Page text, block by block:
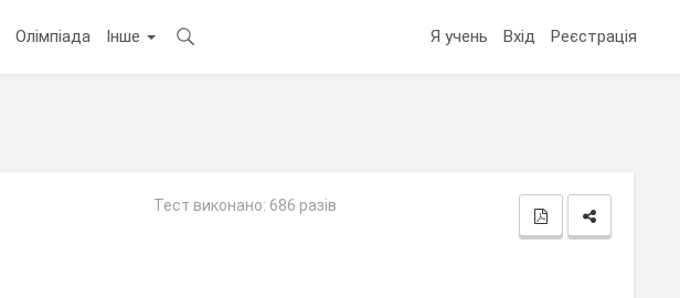
Олімпіада Інше Я учень Вхід Реєстрація
Тест виконано: 686 разів